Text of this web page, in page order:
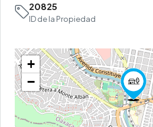
20825
ID de la Propiedad
+
−